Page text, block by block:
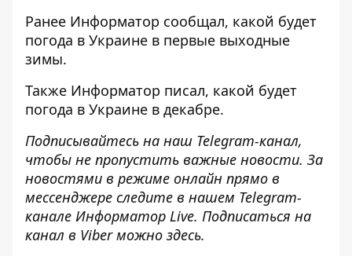
Ранее Информатор сообщал, какой будет
погода в Украине в первые выходные
зимы.
Также Информатор писал, какой будет
погода в Украине в декабре.
Подписывайтесь на наш Telegram-канал,
чтобы не пропустить важные новости. За
новостями в режиме онлайн прямо в
мессенджере следите в нашем Telegram-
канале Информатор Live. Подписаться на
канал в Viber можно здесь.